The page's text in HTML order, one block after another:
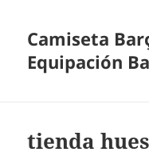
Camiseta
Equipación
tienda